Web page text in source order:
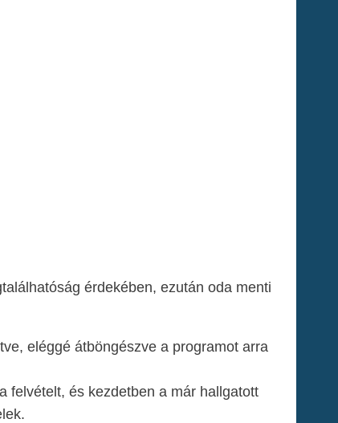
érdekében, ezután oda menti
eléggé átböngészve a programot arra
felvételt, és kezdetben a már hallgatott